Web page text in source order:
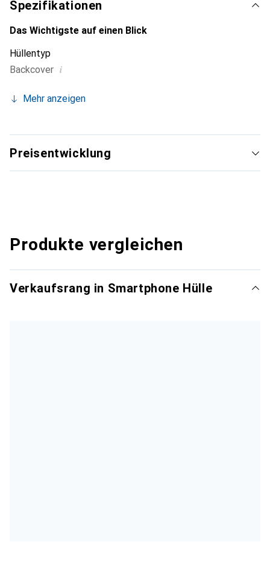
Spezifikationen
Das Wichtigste auf einen Blick
Hüllentyp
Backcover i
Mehr anzeigen
Preisentwicklung
Produkte vergleichen
Verkaufsrang in Smartphone Hülle